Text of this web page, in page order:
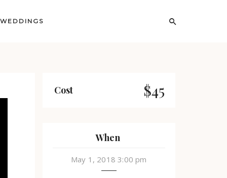
WEDDINGS
Cost $45
When
May 1, 2018 3:00 pm